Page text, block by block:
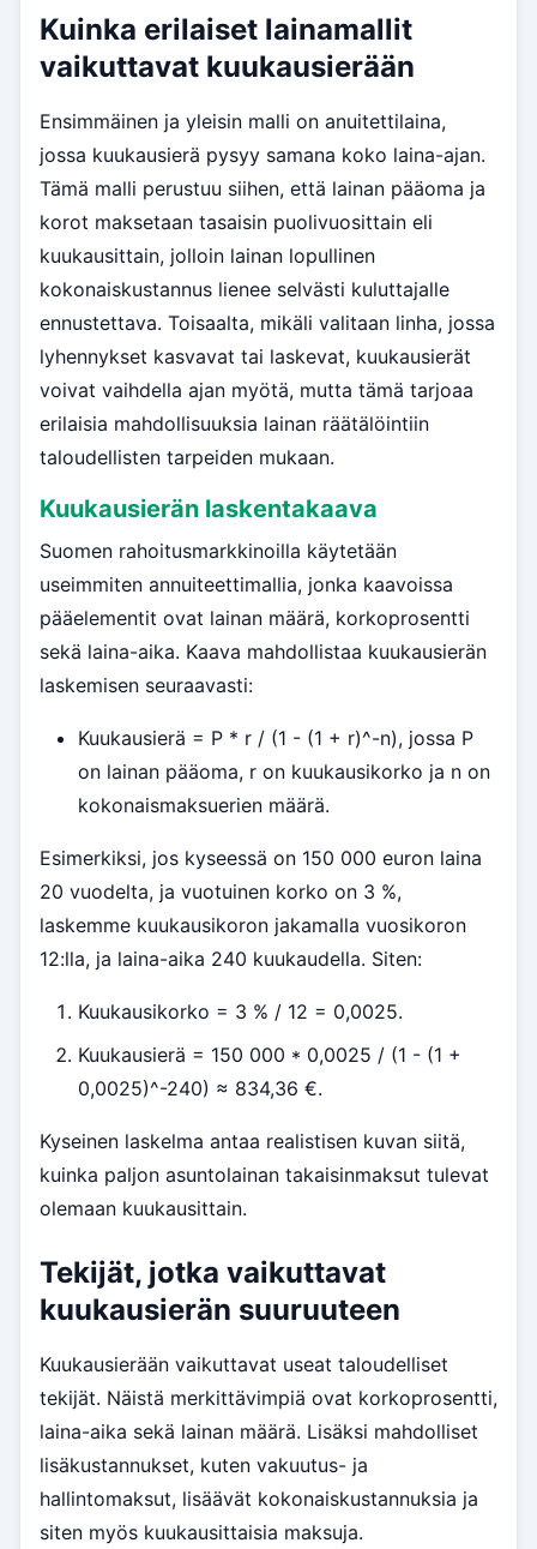
Kuinka erilaiset lainamallit
vaikuttavat kuukausierään
Ensimmäinen ja yleisin malli on anuitettilaina,
jossa kuukausierä pysyy samana koko laina-ajan.
Tämä malli perustuu siihen, että lainan pääoma ja
korot maksetaan tasaisin puolivuosittain eli
kuukausittain, jolloin lainan lopullinen
kokonaiskustannus lienee selvästi kuluttajalle
ennustettava. Toisaalta, mikäli valitaan linha, jossa
lyhennykset kasvavat tai laskevat, kuukausierät
voivat vaihdella ajan myötä, mutta tämä tarjoaa
erilaisia mahdollisuuksia lainan räätälöintiin
taloudellisten tarpeiden mukaan.
Kuukausierän laskentakaava
Suomen rahoitusmarkkinoilla käytetään
useimmiten annuiteettimallia, jonka kaavoissa
pääelementit ovat lainan määrä, korkoprosentti
sekä laina-aika. Kaava mahdollistaa kuukausierän
laskemisen seuraavasti:
Kuukausierä = P * r / (1 - (1 + r)^-n), jossa P
on lainan pääoma, r on kuukausikorko ja n on
kokonaismaksuerien määrä.
Esimerkiksi, jos kyseessä on 150 000 euron laina
20 vuodelta, ja vuotuinen korko on 3 %,
laskemme kuukausikoron jakamalla vuosikoron
12:lla, ja laina-aika 240 kuukaudella. Siten:
Kuukausikorko = 3 % / 12 = 0,0025.
Kuukausierä = 150 000 * 0,0025 / (1 - (1 +
0,0025)^-240) ≈ 834,36 €.
Kyseinen laskelma antaa realistisen kuvan siitä,
kuinka paljon asuntolainan takaisinmaksut tulevat
olemaan kuukausittain.
Tekijät, jotka vaikuttavat
kuukausierän suuruuteen
Kuukausierään vaikuttavat useat taloudelliset
tekijät. Näistä merkittävimpiä ovat korkoprosentti,
laina-aika sekä lainan määrä. Lisäksi mahdolliset
lisäkustannukset, kuten vakuutus- ja
hallintomaksut, lisäävät kokonaiskustannuksia ja
siten myös kuukausittaisia maksuja.